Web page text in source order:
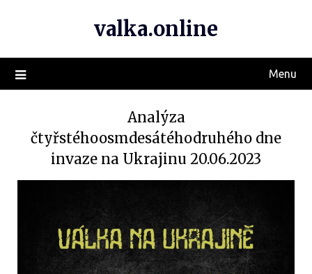
valka.online
Menu
Analýza
čtyřstéhoosmdesátéhodruhého dne
invaze na Ukrajinu 20.06.2023